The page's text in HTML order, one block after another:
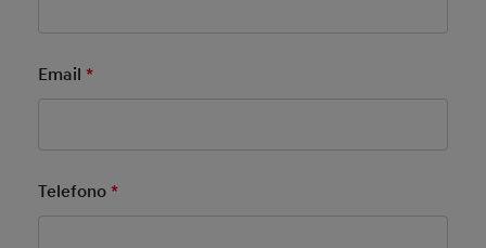
Email *Mandatory Field
Telefono *Mandatory Field